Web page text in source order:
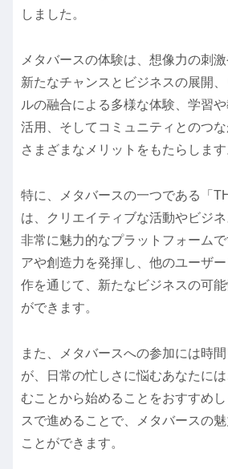
しました。
メタバースの体験は、想像力の刺激
新たなチャンスとビジネスの展開
ルの融合による多様な体験、学習
活用、そしてコミュニティとのつな
さまざまなメリットをもたらします
特に、メタバースの一つである「
は、クリエイティブな活動やビジ
非常に魅力的なプラットフォーム
アや創造力を発揮し、他のユーザ
作を通じて、新たなビジネスの可
ができます。
また、メタバースへの参加には時
が、日常の忙しさに悩むあなたに
むことから始めることをおすすめ
スで進めることで、メタバースの
ことができます。